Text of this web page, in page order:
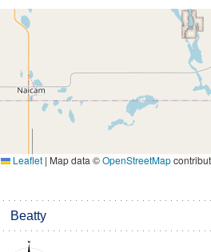
Leaflet | Map data ©OpenStreetMap
Beatty